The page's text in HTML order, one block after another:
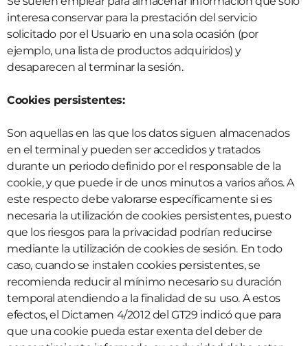
interesa conservar para la prestación del servicio
solicitado por el Usuario en una sola ocasión (por
ejemplo, una lista de productos adquiridos) y
desaparecen al terminar la sesión.
Cookies persistentes:
Son aquellas en las que los datos siguen almacenados
en el terminal y pueden ser accedidos y tratados
durante un periodo definido por el responsable de la
cookie, y que puede ir de unos minutos a varios años. A
este respecto debe valorarse específicamente si es
necesaria la utilización de cookies persistentes, puesto
que los riesgos para la privacidad podrían reducirse
mediante la utilización de cookies de sesión. En todo
caso, cuando se instalen cookies persistentes, se
recomienda reducir al mínimo necesario su duración
temporal atendiendo a la finalidad de su uso. A estos
efectos, el Dictamen 4/2012 del GT29 indicó que para
que una cookie pueda estar exenta del deber de